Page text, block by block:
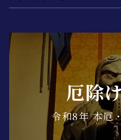
厄除
令和8年 本厄